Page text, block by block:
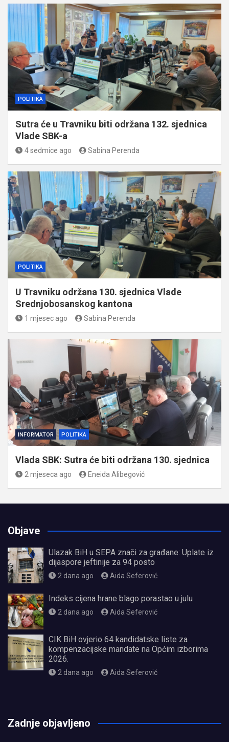
POLITIKA
Sutra će u Travniku biti održana 132. sjednica
Vlade SBK-a
4 sedmice ago Sabina Perenda
POLITIKA
U Travniku održana 130. sjednica Vlade
Srednjobosanskog kantona
1 mjesec ago Sabina Perenda
INFORMATOR POLITIKA
Vlada SBK: Sutra će biti održana 130. sjednica
2 mjeseca ago Eneida Alibegović
Objave
Ulazak BiH u SEPA znači za građane: Uplate iz
dijaspore jeftinije za 94 posto
2 dana ago Aida Seferović
Indeks cijena hrane blago porastao u julu
2 dana ago Aida Seferović
CIK BiH ovjerio 64 kandidatske liste za
kompenzacijske mandate na Općim izborima
2026.
2 dana ago Aida Seferović
Zadnje objavljeno